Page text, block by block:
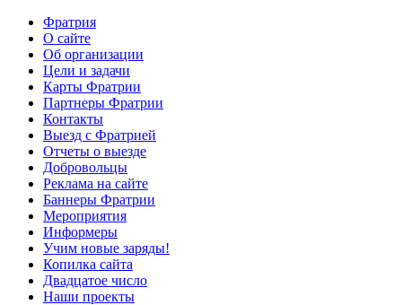
Фратрия
О сайте
Об организации
Цели и задачи
Карты Фратрии
Партнеры Фратрии
Контакты
Выезд с Фратрией
Отчеты о выезде
Добровольцы
Реклама на сайте
Баннеры Фратрии
Мероприятия
Информеры
Учим новые заряды!
Копилка сайта
Двадцатое число
Наши проекты